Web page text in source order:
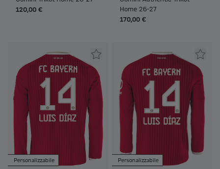
120,00 €
Home 26-27
170,00 €
Personalizzabile Personalizzabile